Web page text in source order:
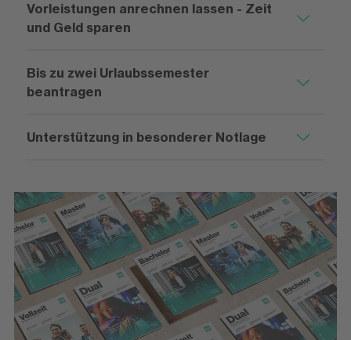
Vorleistungen anrechnen lassen - Zeit
und Geld sparen
Bis zu zwei Urlaubssemester
beantragen
Unterstützung in besonderer Notlage